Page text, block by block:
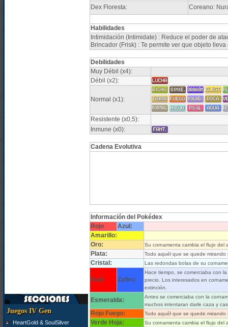
Juegos IV Gen
HeartGold & SoulSilver
Dex Floresta:
Coreano:
Habilidades
Intimidación (Intimidate) : Reduce el poder de
Brincador (Frisk) : Te permite ver que objeto
Debilidades
Muy Débil (x4):
Débil (x2):
Normal (x1):
Resistente (x0,5):
Inmune (x0):
Cadena Evolutiva
Información del Pokédex
Rojo
Azul:
Amarillo:
Oro:
Su cornamenta cambia el flujo del
Plata: Todo aquél que se quede
Cristal: Las redondas bolas de su
Rubí Zafiro:
Hace tiempo, se comerciaba con
precio. Los interesados en
extinción.
Esmeralda:
Antes se comerciaba con la
muchos intentaran darle caza y
Rojo Fuego: Todo aquél que se quede
Verde Hoja: Su cornamenta cambia el flujo del